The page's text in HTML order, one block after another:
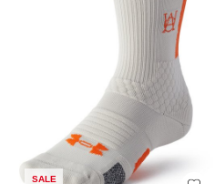
SALE